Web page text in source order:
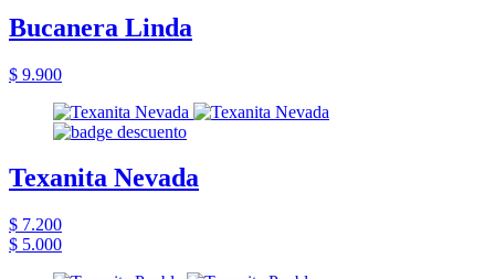
Bucanera Linda
$ 9.900
Texanita Nevada
$ 7.200
$ 5.000